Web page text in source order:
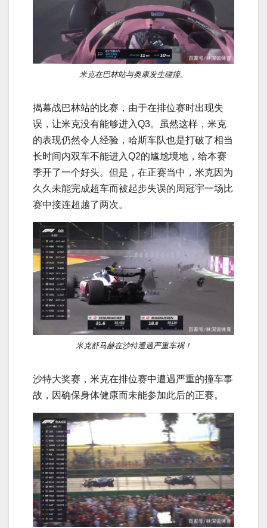
米克在巴林站与奥康发生碰撞。
揭幕战巴林站的比赛，由于在排位赛时出现失
误，让米克没有能够进入Q3。虽然这样，米克
的表现仍然令人经验，哈斯车队也是打破了相当
长时间内双车不能进入Q2的尴尬境地，给本赛
季开了一个好头。但是，在正赛当中，米克因为
久久未能完成超车而被起步失误的周冠宇一场比
赛中接连超越了两次。
米克舒马赫在沙特遭遇严重车祸！
沙特大奖赛，米克在排位赛中遭遇严重的撞车事
故，因确保身体健康而未能参加此后的正赛。